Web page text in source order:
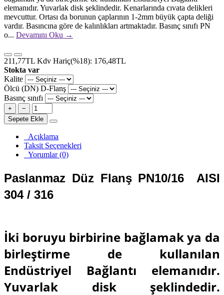
elemanıdır. Yuvarlak disk şeklindedir. Kenarlarında cıvata delikleri
mevcuttur. Ortası da borunun çaplarının 1-2mm büyük çapta deliği
vardır. Basıncına göre de kalınlıkları artmaktadır. Basınç sınıfı PN
o... Devamını Oku →
211,77TL Kdv Hariç(%18): 176,48TL
Stokta var
Kalite
Ölcü (DN) D-Flanş
Basınç sınıfı
+
−
Sepete Ekle
Açıklama
Taksit Seçenekleri
Yorumlar (0)
Paslanmaz Düz Flanş PN10/16 AISI
304 / 316
İki boruyu birbirine bağlamak ya da
birleştirme de kullanılan
Endüstriyel Bağlantı elemanıdır.
Yuvarlak disk şeklindedir.